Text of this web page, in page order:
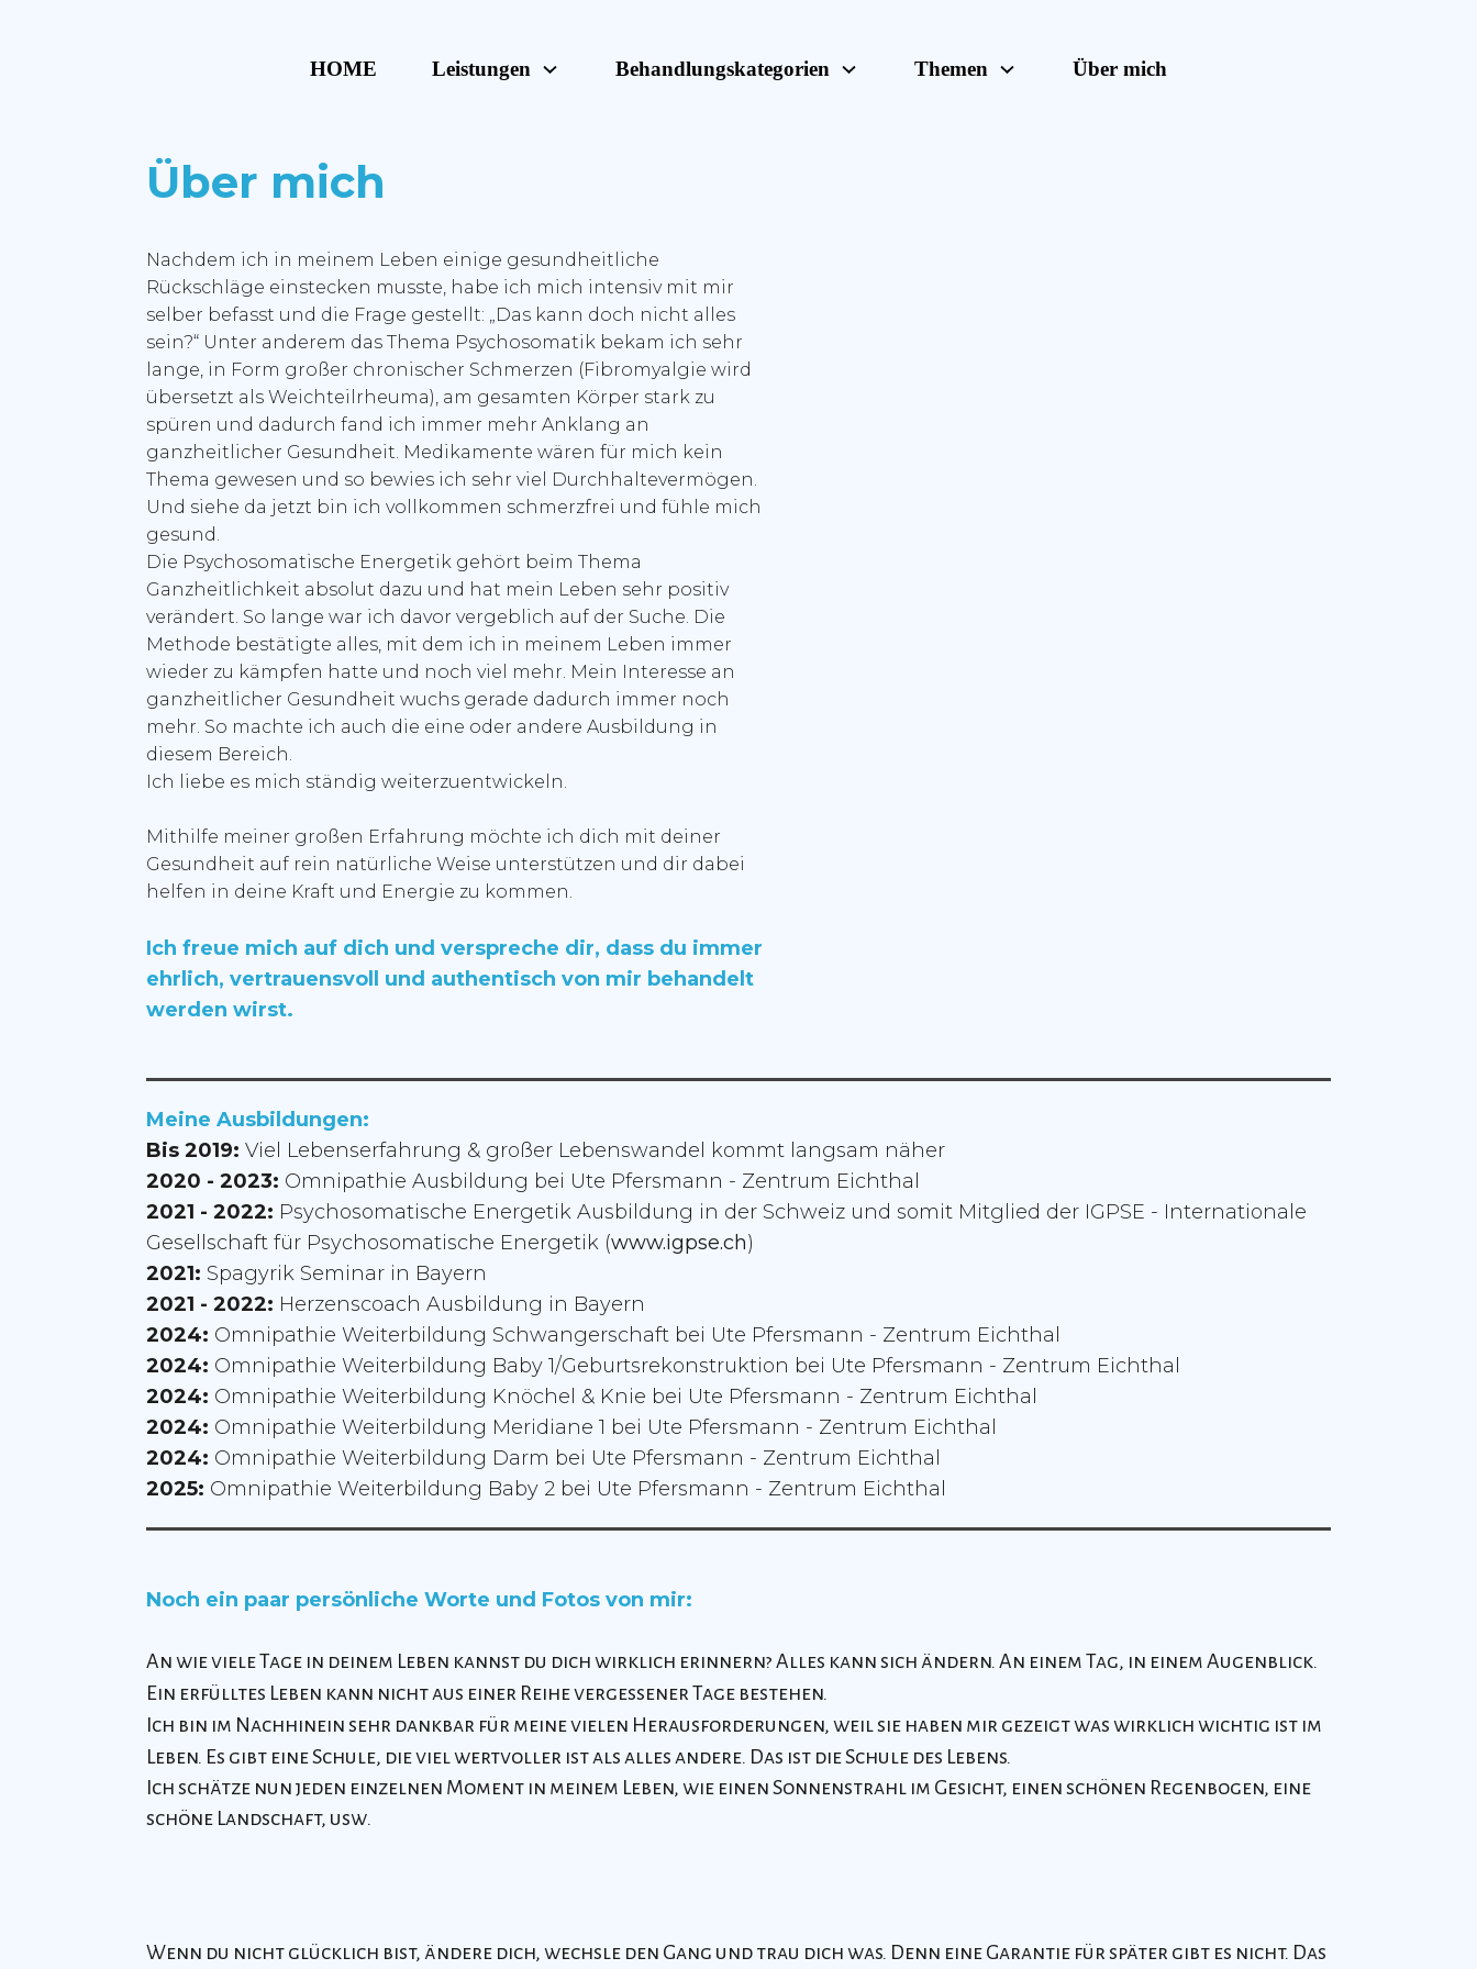
HOME Leistungen Behandlungskategorien Themen Über mich
Über mich
Nachdem ich in meinem Leben einige gesundheitliche
Rückschläge einstecken musste, habe ich mich intensiv mit mir
selber befasst und die Frage gestellt: „Das kann doch nicht alles
sein?“ Unter anderem das Thema Psychosomatik bekam ich sehr
lange, in Form großer chronischer Schmerzen (Fibromyalgie wird
übersetzt als Weichteilrheuma), am gesamten Körper stark zu
spüren und dadurch fand ich immer mehr Anklang an
ganzheitlicher Gesundheit. Medikamente wären für mich kein
Thema gewesen und so bewies ich sehr viel Durchhaltevermögen.
Und siehe da jetzt bin ich vollkommen schmerzfrei und fühle mich
gesund.
Die Psychosomatische Energetik gehört beim Thema
Ganzheitlichkeit absolut dazu und hat mein Leben sehr positiv
verändert. So lange war ich davor vergeblich auf der Suche. Die
Methode bestätigte alles, mit dem ich in meinem Leben immer
wieder zu kämpfen hatte und noch viel mehr. Mein Interesse an
ganzheitlicher Gesundheit wuchs gerade dadurch immer noch
mehr. So machte ich auch die eine oder andere Ausbildung in
diesem Bereich.
Ich liebe es mich ständig weiterzuentwickeln.
Mithilfe meiner großen Erfahrung möchte ich dich mit deiner
Gesundheit auf rein natürliche Weise unterstützen und dir dabei
helfen in deine Kraft und Energie zu kommen.
Ich freue mich auf dich und verspreche dir, dass du immer
ehrlich, vertrauensvoll und authentisch von mir behandelt
werden wirst.
Meine Ausbildungen:
Bis 2019: Viel Lebenserfahrung & großer Lebenswandel kommt langsam näher
2020 - 2023: Omnipathie Ausbildung bei Ute Pfersmann - Zentrum Eichthal
2021 - 2022: Psychosomatische Energetik Ausbildung in der Schweiz und somit Mitglied der IGPSE - Internationale
Gesellschaft für Psychosomatische Energetik (www.igpse.ch)
2021: Spagyrik Seminar in Bayern
2021 - 2022: Herzenscoach Ausbildung in Bayern
2024: Omnipathie Weiterbildung Schwangerschaft bei Ute Pfersmann - Zentrum Eichthal
2024: Omnipathie Weiterbildung Baby 1/Geburtsrekonstruktion bei Ute Pfersmann - Zentrum Eichthal
2024: Omnipathie Weiterbildung Knöchel & Knie bei Ute Pfersmann - Zentrum Eichthal
2024: Omnipathie Weiterbildung Meridiane 1 bei Ute Pfersmann - Zentrum Eichthal
2024: Omnipathie Weiterbildung Darm bei Ute Pfersmann - Zentrum Eichthal
2025: Omnipathie Weiterbildung Baby 2 bei Ute Pfersmann - Zentrum Eichthal
Noch ein paar persönliche Worte und Fotos von mir:
An wie viele Tage in deinem Leben kannst du dich wirklich erinnern? Alles kann sich ändern. An einem Tag, in einem Augenblick.
Ein erfülltes Leben kann nicht aus einer Reihe vergessener Tage bestehen.
Ich bin im Nachhinein sehr dankbar für meine vielen Herausforderungen, weil sie haben mir gezeigt was wirklich wichtig ist im
Leben. Es gibt eine Schule, die viel wertvoller ist als alles andere. Das ist die Schule des Lebens.
Ich schätze nun jeden einzelnen Moment in meinem Leben, wie einen Sonnenstrahl im Gesicht, einen schönen Regenbogen, eine
schöne Landschaft, usw.
Wenn du nicht glücklich bist, ändere dich, wechsle den Gang und trau dich was. Denn eine Garantie für später gibt es nicht. Das